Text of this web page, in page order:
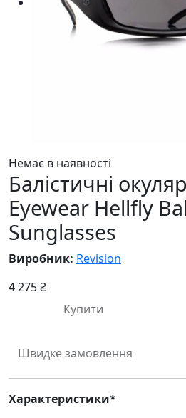
Немає в наявності
Балістичні
Eyewear Hellfly
Sunglasses
Виробник: Revision
4 275 ₴
Купити
Швидке замовлення
Характеристики*